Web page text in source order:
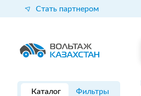
Стать партнером
Каталог Фильтры